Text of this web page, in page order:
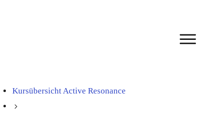
Kursübersicht Active Resonance